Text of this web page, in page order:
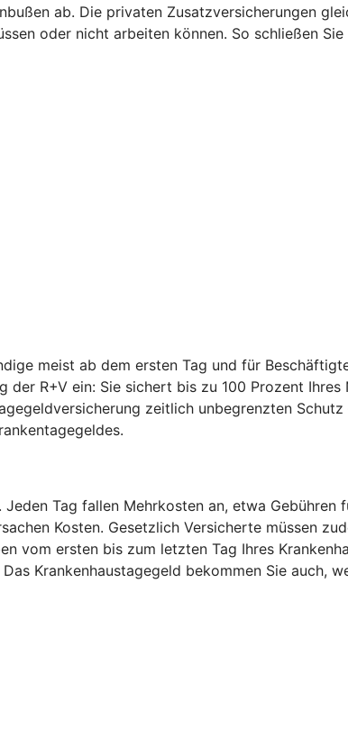
ab. Die privaten Zusatzversicherungen
oder nicht arbeiten können. So schließen
meist ab dem ersten Tag und für
R+V ein: Sie sichert bis zu 100 Prozent
zeitlich unbegrenzten
Tag fallen Mehrkosten an, etwa Gebühren
Kosten. Gesetzlich Versicherte müssen
vom ersten bis zum letzten Tag Ihres
Krankenhaustagegeld bekommen Sie auch,